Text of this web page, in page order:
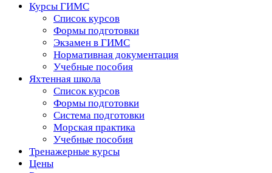
Курсы ГИМС
Список курсов
Формы подготовки
Экзамен в ГИМС
Нормативная документация
Учебные пособия
Яхтенная школа
Список курсов
Формы подготовки
Cистема подготовки
Морская практика
Учебные пособия
Тренажерные курсы
Цены